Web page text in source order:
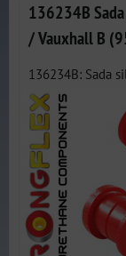
136234B
/ Vauxhall B
136234B: Sada